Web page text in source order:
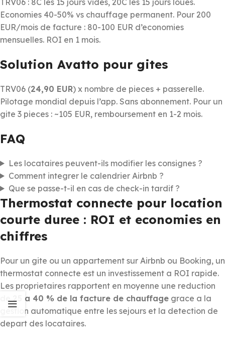
Economies 40-50% vs chauffage permanent. Pour 200
EUR/mois de facture : 80-100 EUR d’economies
mensuelles. ROI en 1 mois.
Solution Avatto pour gites
TRV06 (24,90 EUR) x nombre de pieces + passerelle.
Pilotage mondial depuis l’app. Sans abonnement. Pour un
gite 3 pieces : ~105 EUR, remboursement en 1-2 mois.
FAQ
Les locataires peuvent-ils modifier les consignes ?
Comment integrer le calendrier Airbnb ?
Que se passe-t-il en cas de check-in tardif ?
Thermostat connecte pour location
courte duree : ROI et economies en
chiffres
Pour un gite ou un appartement sur Airbnb ou Booking, un
thermostat connecte est un investissement a ROI rapide.
Les proprietaires rapportent en moyenne une reduction
25 a 40 % de la facture de chauffage grace a la
gestion automatique entre les sejours et la detection de
depart des locataires.